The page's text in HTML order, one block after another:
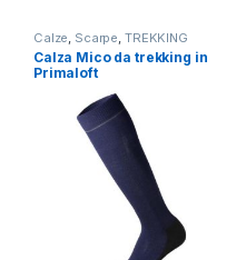
Calze Scarpe TREKKING
Calza Mico da trekking in
Primaloft